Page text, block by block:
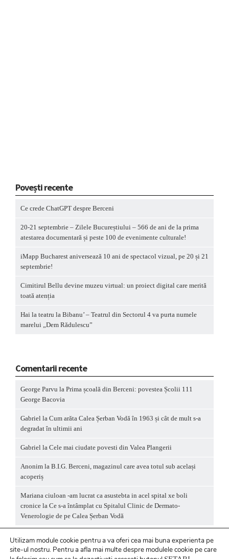
Povești recente
Ce crede ChatGPT despre Berceni
20-21 septembrie – Zilele Bucureștiului – 566 de ani de la prima
atestarea documentară și peste 100 de evenimente culturale!
iMapp Bucharest aniversează 10 ani de spectacol vizual, pe 20 și 21
septembrie!
Cimitirul Bellu devine muzeu virtual: un proiect digital care merită
toată atenția
Hai la teatru la Bibanu’ – Teatrul din Sectorul 4 va purta numele
marelui „Dem Rădulescu”
Comentarii recente
George Parvu la Prima școală din Berceni: povestea Școlii 111
George Bacovia
Gabriel la Cum arăta Calea Șerban Vodă în 1963 și cât de mult s-a
degradat în ultimii ani
Gabriel la Cele mai ciudate povesti din Valea Plangerii
Anonim la B.I.G. Berceni, magazinul care avea totul sub același
acoperiș
Mariana ciuloan -am lucrat ca asustebta in acel spital xe boli
cronice la Ce s-a întâmplat cu Spitalul Clinic de Dermato-
Venerologie de pe Calea Șerban Vodă
Utilizam module cookie pentru a va oferi cea mai buna experienta pe
site-ul nostru. Pentru a afla mai multe despre modulele cookie pe care